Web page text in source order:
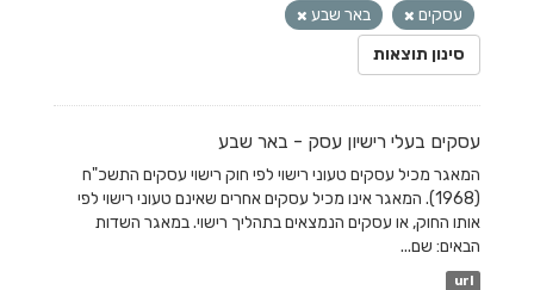
עסקים
באר שבע
סינון תוצאות
עסקים בעלי רישיון עסק - באר שבע
המאגר מכיל עסקים טעוני רישוי לפי חוק רישוי עסקים התשכ"ח
(1968). המאגר אינו מכיל עסקים אחרים שאינם טעוני רישוי לפי
אותו החוק, או עסקים הנמצאים בתהליך רישוי. במאגר השדות
הבאים: שם...
url